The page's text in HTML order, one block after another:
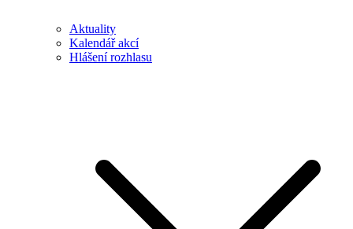
Aktuality
Kalendář akcí
Hlášení rozhlasu